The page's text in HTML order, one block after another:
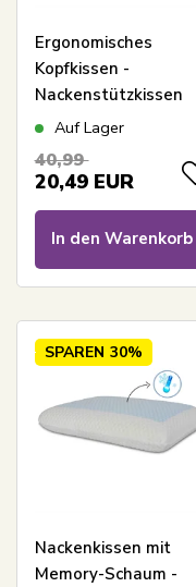
Ergonomisches
Kopfkissen -
Nackenstützkissen
mit integrierter
Schaum-Kissen
Auf Lager
40,99
20,49 EUR
In den Warenkorb
SPAREN 30%
Nackenkissen mit
Memory-Schaum -